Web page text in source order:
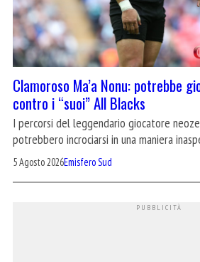
Clamoroso Ma’a Nonu: potrebbe
contro i “suoi” All Blacks
I percorsi del leggendario giocatore
potrebbero incrociarsi in una maniera
5 Agosto 2026Emisfero Sud